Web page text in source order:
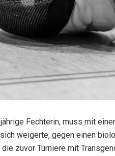
Fechterin, muss mit
weigerte, gegen einen
die zuvor Turniere mit